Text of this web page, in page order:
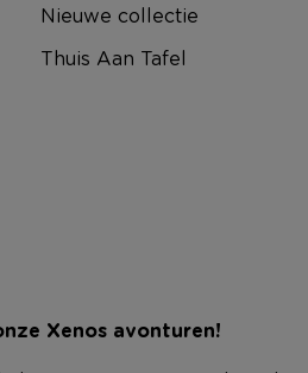
Nieuwe collectie
Thuis Aan Tafel
Xenos avonturen!